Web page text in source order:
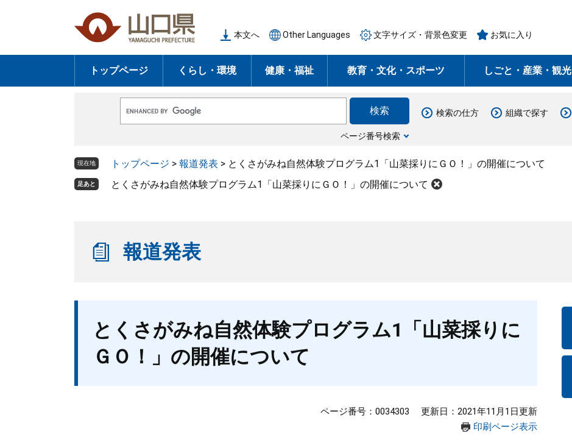
の
頭
ー
飛
本文へ Other Languages 文字サイズ・背景色変更 お気に入り
トップページ くらし・環境 健康・福祉 教育・文化・スポーツ しごと・産業・観光
o
e
ス
タ
ページ番号検索
検索の仕方 組織で探す
現在地 トップページ > 報道発表 > とくさがみね自然体験プログラム1「山菜採りにＧＯ！」の開催について
足あと とくさがみね自然体験プログラム1「山菜採りにＧＯ！」の開催について
報道発表
とくさがみね自然体験プログラム1「山菜採りに
ＧＯ！」の開催について
ページ番号：0034303
更新日：2021年11月1日更新
印刷ページ表示